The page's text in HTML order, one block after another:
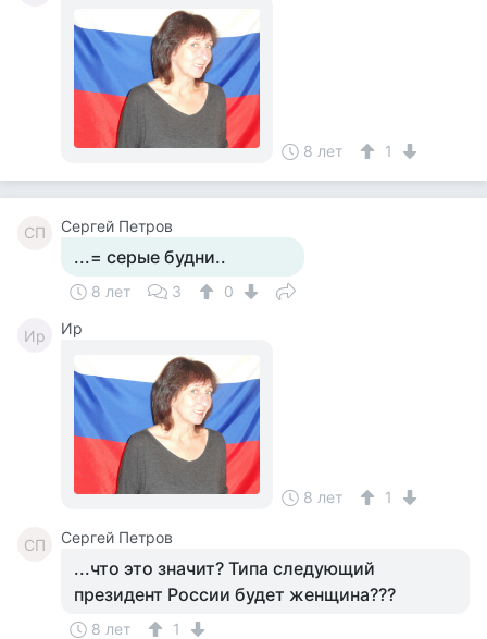
8 лет 1
СП Сергей Петров
...= серые будни..
8 лет 3 0
Ир Ир
8 лет 1
СП Сергей Петров
...что это значит? Типа следующий
президент России будет женщина???
8 лет 1